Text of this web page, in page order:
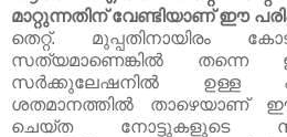
മാറ്റുന്നതിന് വേണ്ടിയാണ് ഈ
തെറ്റ്. മുപ്പതിനായിരം
സത്യമാണെങ്കില്‍ തന്നെ
സര്‍ക്കുലേഷനില്‍ ഉള്ള
ശതമാനത്തില്‍ താഴെയാണ് ഈ
ചെയ്ത നോട്ടുകളുടെ